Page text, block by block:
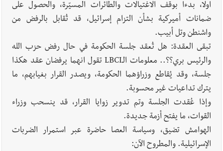
اولا، بدءا بوقف الاغتيالات والطائرات المسيّرة، والحصول على
ضمانات أميركية بشأن التزام إسرائيل، قد تُقابل بالرفض من
واشنطن وتل أبيب.
تبقى العقدة: هل تُعقد جلسة الحكومة في حال رفض حزب الله
والرئيس بري؟؟.. معلومات الـLBCI تقول انهما يرفضان عقد هكذا
جلسة، وقد يُقاطع وزراؤهما الحكومة، ويصدر القرار بغيابهم، ما
يترك تداعيات غير محسوبة.
وإذا عُقدت الجلسة وتم تدوير زوايا القرار، قد ينسحب وزراء
القوات، ما يفتح أزمة جديدة.
الهوامش تضيق، وسياسة العصا حاضرة عبر استمرار الضربات
الإسرائيلية. والمطروح الآن: